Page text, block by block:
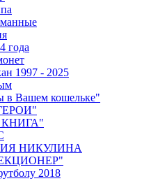
года
1997 - 2025
в Вашем кошельке"
КНИГА"
НИКУЛИНА
2018